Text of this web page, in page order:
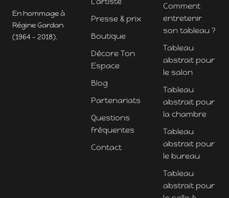
En hommage à
Régine Gardan
(1964 - 2018).
Presse & prix
Boutique
Décore Ton
Espace
Blog
Partenariats
Questions
fréquentes
Contact
Comment
entretenir
son tableau ?
Tableau
abstrait pour
le salon
Tableau
abstrait pour
la chambre
Tableau
abstrait pour
le bureau
Tableau
abstrait pour